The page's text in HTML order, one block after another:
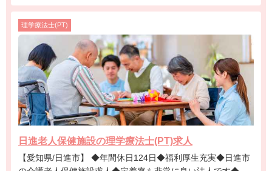
理学療法士(PT)
日進老人保健施設の理学療法士(PT)求人
【愛知県/日進市】 ◆年間休日124日◆福利厚生充実◆日進市